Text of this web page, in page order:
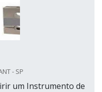
- SP
um Instrumento de